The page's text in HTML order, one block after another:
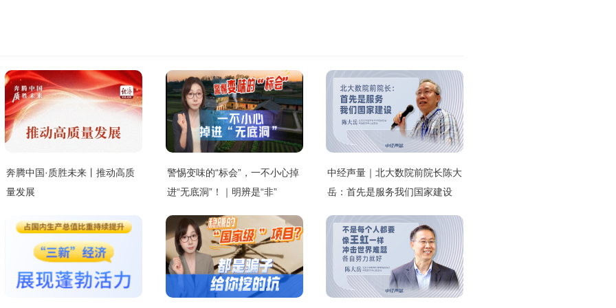
奔腾中国·质胜未来丨推动高质
量发展
警惕变味的“标会”，一不小心掉
进“无底洞”！｜明辨是“非”
中经声量｜北大数院前院长陈大
岳：首先是服务我们国家建设